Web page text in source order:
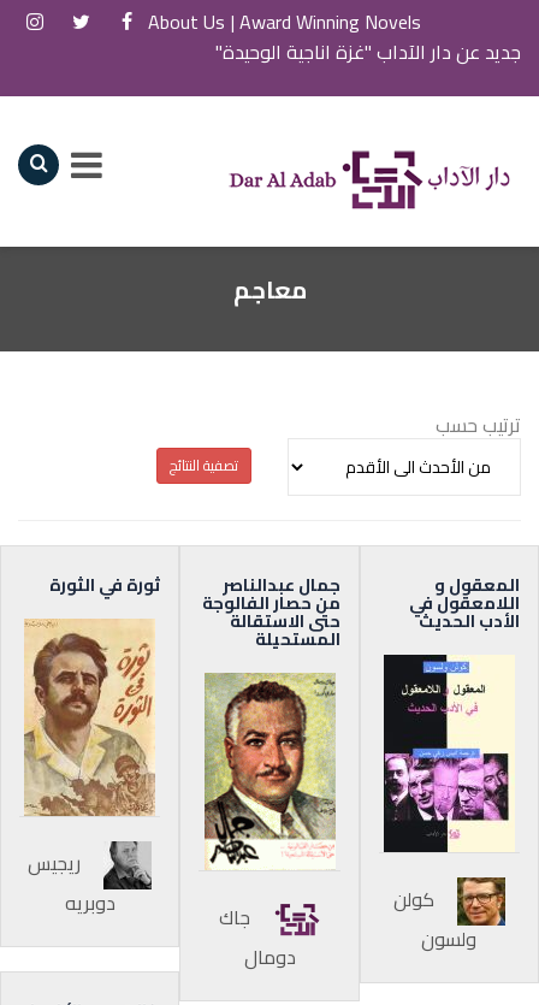
Award Winning Novels |
About Us
جديد عن دار الآداب "غزة اناجية الوحيدة"
معاجم
ترتيب حسب
تصفية النتائج
المعقول و
اللامعقول في
الأدب الحديث
كولن
ولسون
جمال عبدالناصر
من حصار الفالوجة
حتى الاستقالة
المستحيلة
جاك
دومال
ثورة في الثورة
ريجيس
دوبريه